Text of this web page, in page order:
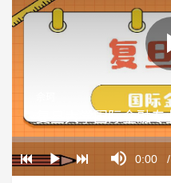
Play
Current
0:00 /
Loaded:
0%
Progress:
0%